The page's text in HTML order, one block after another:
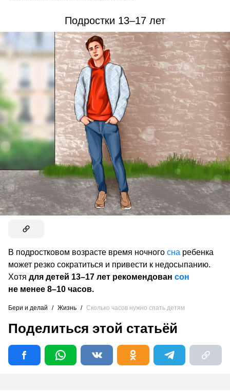
Подростки 13–17 лет
В подростковом возрасте время ночного сна ребенка
может резко сократиться и привести к недосыпанию.
Хотя для детей 13–17 лет рекомендован сон
не менее 8–10 часов.
Бери и делай / Жизнь / Сколько часов нужно спать детям
Поделиться этой статьёй